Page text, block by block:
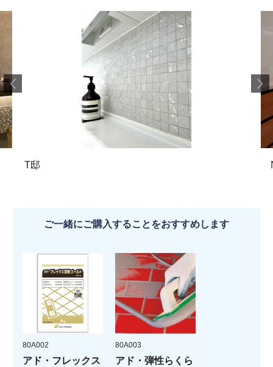
T邸
ご一緒にご購入することをおすすめします
80A002
アド・フレックス
80A003
アド・弾性らくら